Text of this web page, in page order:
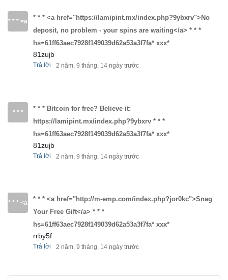
http://vistamp.com/index.php?
ххх*
* * * <a
href="https://lamipint.mx/index.php?
9ybxrv">No
no
problem
waiting</a>
hs=61ff63aec7928f149039d62a53a3f7fa*
* * * <a href="https://lamipint.mx/index.php?9ybxrv">No
deposit, no problem - your spins are waiting</a> * * *
hs=61ff63aec7928f149039d62a53a3f7fa* ххх*
81zujb
Trả lời 2 năm, 9 tháng, 14 ngày trước
* * *
Believe
it:
https://lamipint.mx/index.php?
* * *
* * * Bitcoin for free? Believe it:
https://lamipint.mx/index.php?9ybxrv * * *
hs=61ff63aec7928f149039d62a53a3f7fa* ххх*
81zujb
Trả lời 2 năm, 9 tháng, 14 ngày trước
* * * <a
href="http://m-
emp.com/index.php?
* * * <a href="http://m-emp.com/index.php?jor0kc">Snag
Your Free Gift</a> * * *
hs=61ff63aec7928f149039d62a53a3f7fa* ххх*
rrby5f
Trả lời 2 năm, 9 tháng, 14 ngày trước